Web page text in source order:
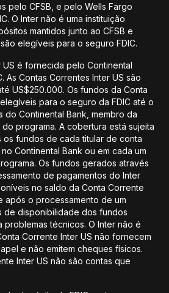
pelo CFSB, e pelo Wells Fargo
O Inter não é uma instituição
mantidos junto ao CFSB e
elegíveis para o seguro FDIC.
US é fornecida pelo Continental
As Contas Correntes Inter US são
US$250.000. Os fundos da Conta
para o seguro da FDIC até o
do Continental Bank, membro da
programa. A cobertura está sujeita
fundos de cada titular de conta
Continental Bank ou em cada um
Os fundos gerados através
de pagamentos do Inter
no saldo da Conta Corrente
após o processamento de um
de disponibilidade dos fundos
técnicos. O Inter não é
Corrente Inter US não fornecem
e não emitem cheques físicos.
Inter US não são contas que